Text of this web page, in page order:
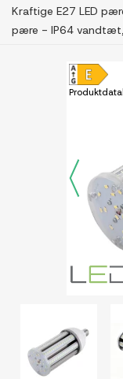
Kraftige E27 LED
pære - IP64